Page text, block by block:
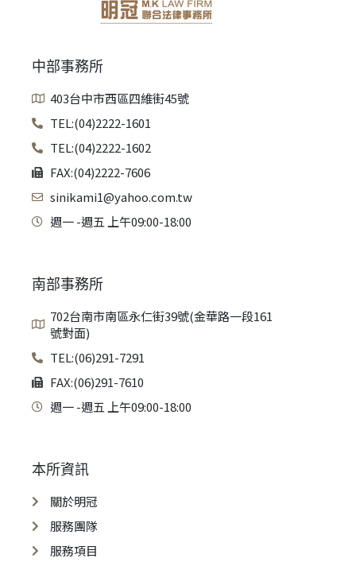
中部事務所
403台中市西區四維街45號
TEL:(04)2222-1601
TEL:(04)2222-1602
FAX:(04)2222-7606
sinikami1@yahoo.com.tw
週一 -週五 上午09:00-18:00
南部事務所
702台南市南區永仁街39號(金華路一段161
號對面)
TEL:(06)291-7291
FAX:(06)291-7610
週一 -週五 上午09:00-18:00
本所資訊
關於明冠
服務團隊
服務項目